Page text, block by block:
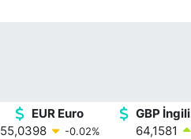
EUR Euro
55,0398
-0.02%
GBP
64,1581